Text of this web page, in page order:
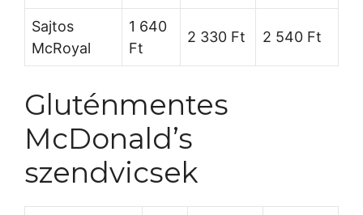
Sajtos
McRoyal
1 640
Ft
2 330 Ft 2 540 Ft
Gluténmentes
McDonald’s
szendvicsek